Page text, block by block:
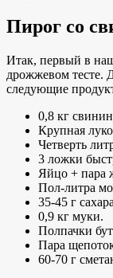
Пирог со
Итак, первый в
дрожжевом тесте.
следующие
0,8 кг
Крупная
Четверть
3 ложки
Яйцо + пара
Пол-литра
35-45 г
0,9 кг муки.
Полпачки
Пара
60-70 г